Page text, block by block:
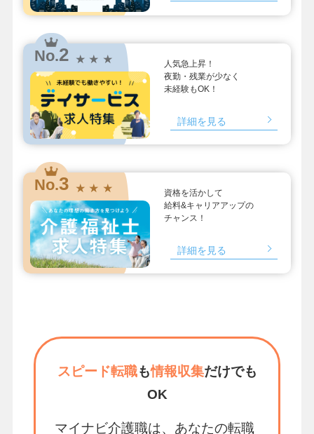
No.2 ★ ★ ★
人気急上昇！
夜勤・残業が少なく
未経験もOK！
詳細を見る
No.3 ★ ★ ★
資格を活かして
給料&キャリアアップの
チャンス！
詳細を見る
スピード転職も情報収集だけでも
OK
マイナビ介護職は、あなたの転職